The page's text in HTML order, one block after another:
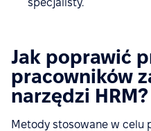
specjalisty.
Jak poprawić
pracowników
narzędzi HRM?
Metody stosowane w celu